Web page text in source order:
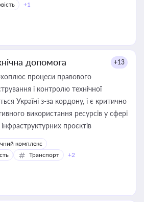
+1
допомога +13
процеси правового
і контролю технічної
Україні з-за кордону, і є критично
використання ресурсів у сфері
проєктів
комплекс
Транспорт +2